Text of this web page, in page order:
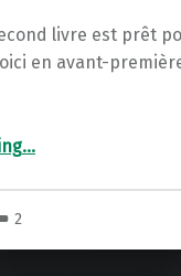
livre est prêt
en avant-
…
2